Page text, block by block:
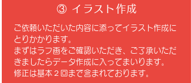
③ イラスト作成
ご依頼いただいた内容に添ってイラスト作成に
とりかかります。
まずはラフ画をご確認いただき、ご了承いただ
きましたらデータ作成に入ってまいります。
修正は基本​２回まで含まれております。